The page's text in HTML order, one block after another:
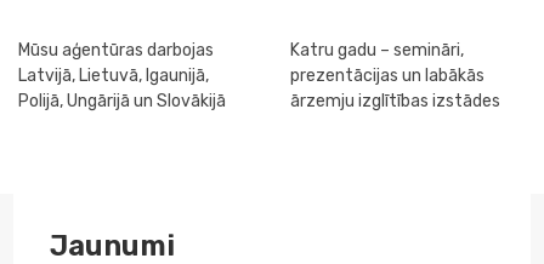
Mūsu aģentūras darbojas
Latvijā, Lietuvā, Igaunijā,
Polijā, Ungārijā un Slovākijā
Katru gadu – semināri,
prezentācijas un labākās
ārzemju izglītības izstādes
Jaunumi